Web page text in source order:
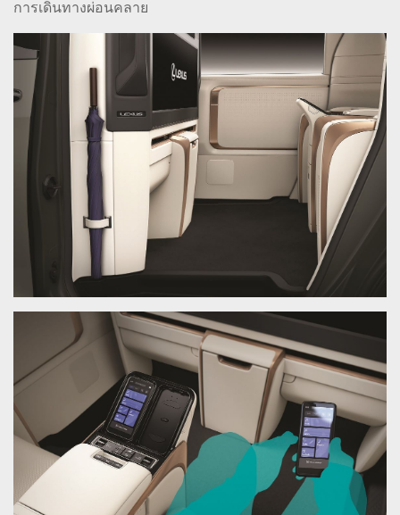
การเดินทางผ่อนคลาย